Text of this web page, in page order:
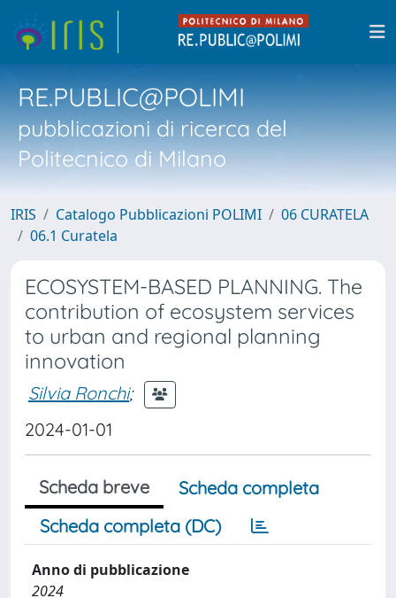
RE.PUBLIC@POLIMI
pubblicazioni di ricerca del
Politecnico di Milano
IRIS Catalogo Pubblicazioni POLIMI
06 CURATELA
06.1 Curatela
ECOSYSTEM-BASED PLANNING. The
contribution of ecosystem services
to urban and regional planning
innovation
Silvia Ronchi;
2024-01-01
Scheda breve
Scheda completa
Scheda completa (DC)
Anno di pubblicazione
2024